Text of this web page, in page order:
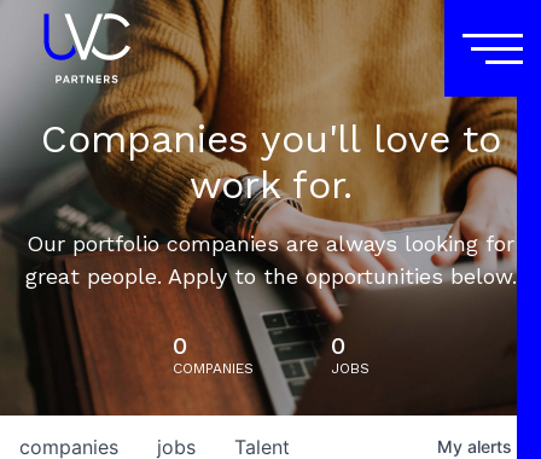
Companies you'll love to
work for.
Our portfolio companies are always looking for
great people. Apply to the opportunities below.
0
COMPANIES
0
JOBS
jobs
companies Talent My alerts